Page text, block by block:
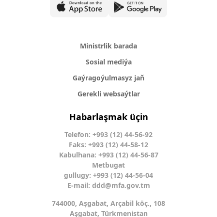
Ministrlik barada
Sosial mediýa
Gaýragoýulmasyz jaň
Gerekli websaýtlar
Habarlaşmak üçin
Telefon: +993 (12) 44-56-92
Faks: +993 (12) 44-58-12
Kabulhana: +993 (12) 44-56-87
Metbugat
gullugy: +993 (12) 44-56-04
E-mail: ddd@mfa.gov.tm
744000, Aşgabat, Arçabil köç., 108
Aşgabat, Türkmenistan